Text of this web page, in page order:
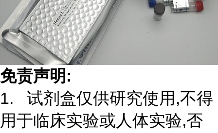
免责声明:
1. 试剂盒仅供研究使用,不得
用于临床实验或人体实验,否